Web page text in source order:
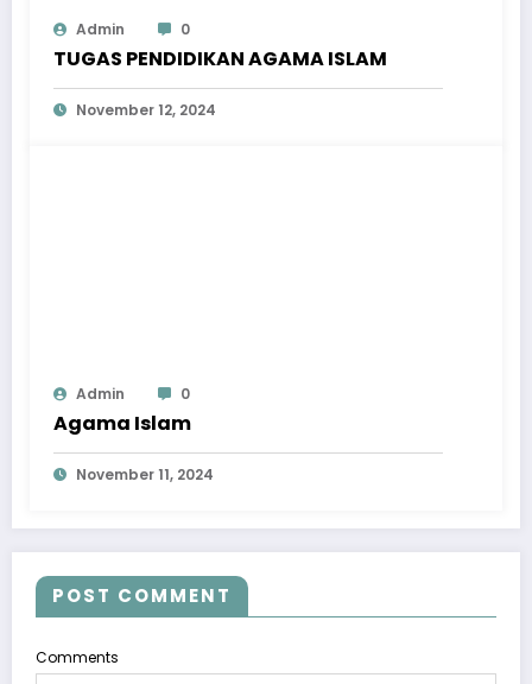
Admin 0
TUGAS PENDIDIKAN AGAMA ISLAM
November 12, 2024
Admin 0
Agama Islam
November 11, 2024
POST COMMENT
Comments